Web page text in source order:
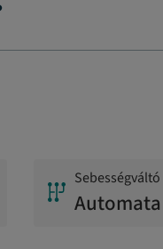
Sebességváltó
Automata